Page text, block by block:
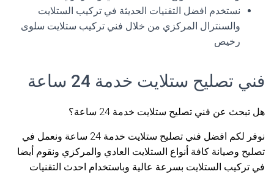
نستخدم افضل التقنيات الحديثة في تركيب الستلايت
والسنترال المركزي من خلال فني تركيب ستلايت سلوى
رخيص
فني تصليح ستلايت خدمة 24 ساعة
هل تبحث عن فني تصليح ستلايت خدمة 24 ساعة؟
نوفر لكم افضل فني تصليح ستلايت خدمة 24 ساعة ونعمل في
تصليح وصيانة كافة أنواع الستلايت العادي والمركزي ونقوم أيضا
في تركيب الستلايت بسرعة عالية وباستخدام احدث التقنيات